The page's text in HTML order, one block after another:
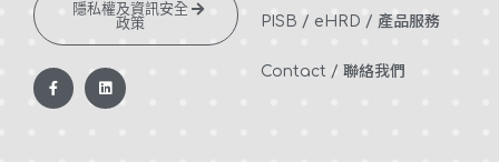
隱私權及資訊安全
政策
F
a
L
i
PISB / eHRD / 產品服務
Contact / 聯絡我們